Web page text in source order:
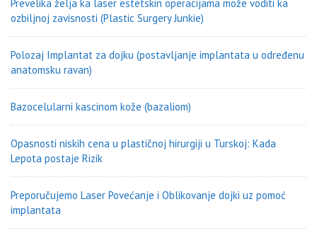
Prevelika želja ka laser estetskin operacijama može voditi ka
ozbiljnoj zavisnosti (Plastic Surgery Junkie)
Polozaj Implantat za dojku (postavljanje implantata u određenu
anatomsku ravan)
Bazocelularni kascinom kože (bazaliom)
Opasnosti niskih cena u plastičnoj hirurgiji u Turskoj: Kada
Lepota postaje Rizik
Preporučujemo Laser Povećanje i Oblikovanje dojki uz pomoć
implantata